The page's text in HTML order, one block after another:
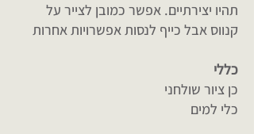
תהיו יצירתיים. אפשר כמובן לצייר על
קנווס אבל כייף לנסות אפשרויות אחרות
כללי
כן ציור שולחני
כלי למים